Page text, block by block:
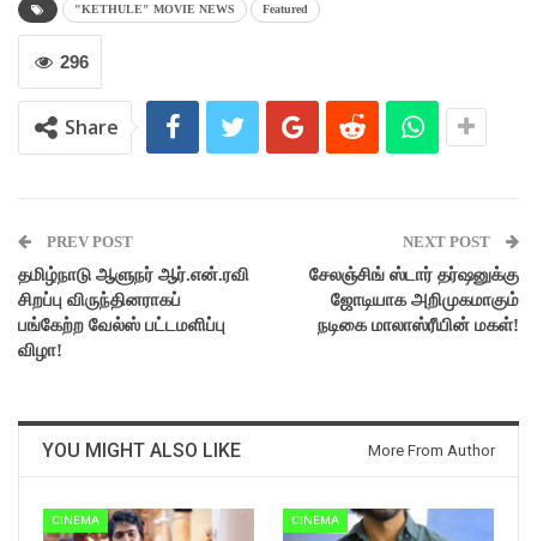
"KETHULE" MOVIE NEWS Featured
296
Share
PREV POST
தமிழ்நாடு ஆளுநர் ஆர்.என்.ரவி
சிறப்பு விருந்தினராகப்
பங்கேற்ற வேல்ஸ் பட்டமளிப்பு
விழா!
NEXT POST
சேலஞ்சிங் ஸ்டார் தர்ஷனுக்கு
ஜோடியாக அறிமுகமாகும்
நடிகை மாலாஸ்ரீயின் மகள்!
YOU MIGHT ALSO LIKE More From Author
CINEMA CINEMA